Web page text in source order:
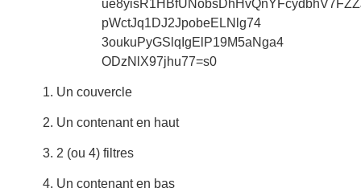
Un couvercle
Un contenant en haut
2 (ou 4) filtres
Un contenant en bas